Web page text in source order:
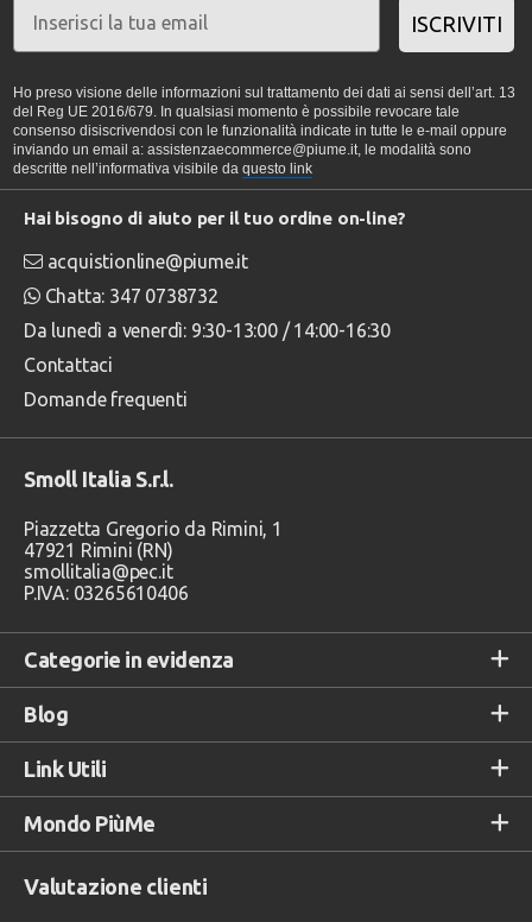
ISCRIVITI
Ho preso visione delle informazioni sul trattamento dei dati ai sensi dell’art. 13
del Reg UE 2016/679. In qualsiasi momento è possibile revocare tale
consenso disiscrivendosi con le funzionalità indicate in tutte le e-mail oppure
inviando un email a: assistenzaecommerce@piume.it, le modalità sono
descritte nell’informativa visibile da questo link
Categorie in evidenza
Blog
Link Utili
Mondo PiùMe
Hai bisogno di aiuto per il tuo ordine on-line?
acquistionline@piume.it
Chatta: 347 0738732
Da lunedì a venerdì: 9:30-13:00 / 14:00-16:30
Contattaci
Domande frequenti
Smoll Italia S.r.l.
Piazzetta Gregorio da Rimini, 1
47921 Rimini (RN)
smollitalia@pec.it
P.IVA: 03265610406
Valutazione clienti